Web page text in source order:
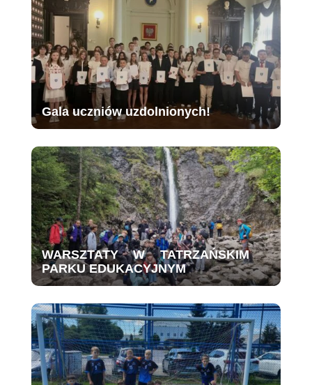
Gala uczniów uzdolnionych!
WARSZTATY W TATRZAŃSKIM
PARKU EDUKACYJNYM